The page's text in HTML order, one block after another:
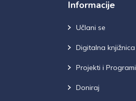
Informacije
Učlani se
Digitalna knjižnica
Projekti i Programi
Doniraj